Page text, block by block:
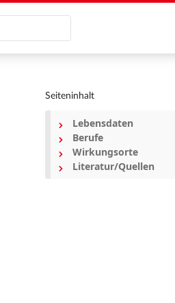
Seiteninhalt
Lebensdaten
Berufe
Wirkungsorte
Literatur/Quellen